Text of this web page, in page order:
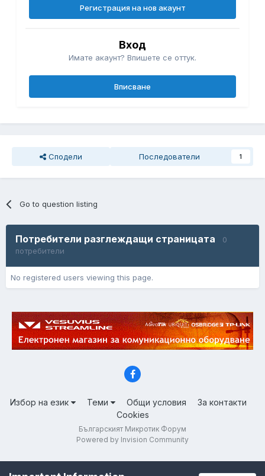
Регистрация на нов акаунт
Вход
Имате акаунт? Впишете се оттук.
Вписване
Сподели Последователи 1
Go to question listing
Потребители разглеждащи страницата
0
потребители
No registered users viewing this page.
Избор на език Теми Общи условия
За контакти
Cookies
Българският Микротик Форум
Powered by Invision Community